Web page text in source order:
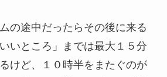
の途中だったらその後に来る
いところ」までは最大１５分
けど、１０時半をまたぐのが